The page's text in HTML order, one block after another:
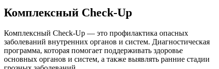
Комплексный Check-Up
Комплексный Check-Up — это профилактика опасных
заболеваний внутренних органов и систем. Диагностическая
программа, которая помогает поддерживать здоровье
основных органов и систем, а также выявлять ранние стадии